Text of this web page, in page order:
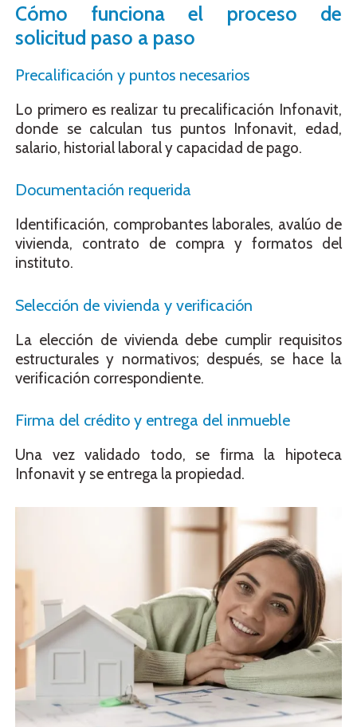
Cómo funciona el proceso de
solicitud paso a paso
Precalificación y puntos necesarios
Lo primero es realizar tu precalificación Infonavit,
donde se calculan tus puntos Infonavit, edad,
salario, historial laboral y capacidad de pago.
Documentación requerida
Identificación, comprobantes laborales, avalúo de
vivienda, contrato de compra y formatos del
instituto.
Selección de vivienda y verificación
La elección de vivienda debe cumplir requisitos
estructurales y normativos; después, se hace la
verificación correspondiente.
Firma del crédito y entrega del inmueble
Una vez validado todo, se firma la hipoteca
Infonavit y se entrega la propiedad.